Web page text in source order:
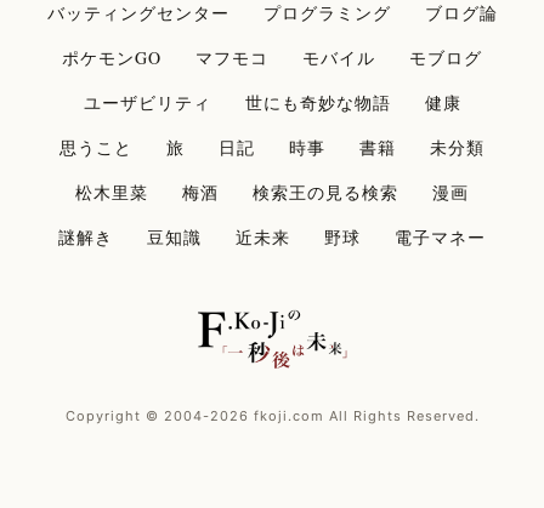
バッティングセンター
プログラミング
ブログ論
ポケモンGO
マフモコ モバイル
モブログ
ユーザビリティ
世にも奇妙な物語
健康
思うこと
旅 日記 時事 書籍
未分類
松木里菜
梅酒 検索王の見る検索
漫画
謎解き
豆知識 近未来 野球 電子マネー
Copyright © 2004-2026 fkoji.com All Rights Reserved.